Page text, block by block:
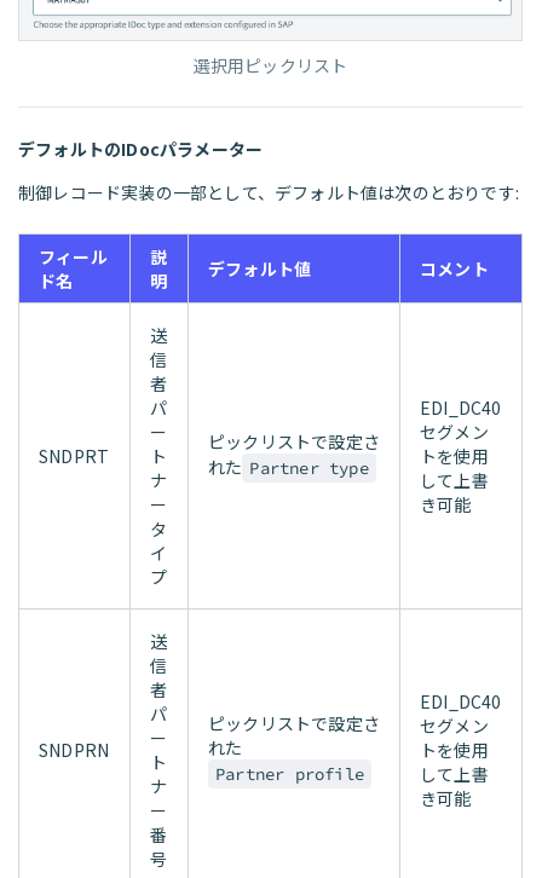
選択用ピックリスト
デフォルトのIDocパラメーター
制御レコード実装の一部として、デフォルト値は次のとおりです:
フィール
ド名
説
明
デフォルト値 コメント
SNDPRT
送
信
者
パ
ー
ト
ナ
ー
タ
イ
プ
ピックリストで設定さ
れた Partner type
EDI_DC40
セグメン
トを使用
して上書
き可能
SNDPRN
送
信
者
パ
ー
ト
ナ
ー
番
号
ピックリストで設定さ
れた
Partner profile
EDI_DC40
セグメン
トを使用
して上書
き可能